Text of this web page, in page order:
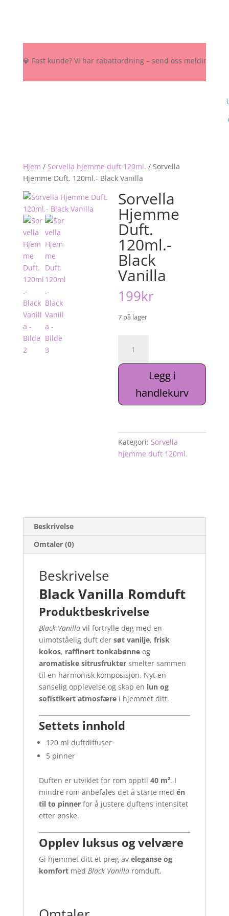
💎 Fast kunde? Vi har rabattordning – send oss melding her,
Hjem / Sorvella hjemme duft 120ml. / Sorvella
Hjemme Duft. 120ml.- Black Vanilla
Sorvella
Hjemme
Duft.
120ml.-
Black
Vanilla
199kr
7 på lager
Hjemme
Duft.
Vanilla
Legg i
handlekurv
Kategori: Sorvella
hjemme duft 120ml.
Beskrivelse
Omtaler (0)
Beskrivelse
Black Vanilla Romduft
Produktbeskrivelse
Black Vanillavil fortrylle deg med en
uimotståelig duft der søt vanilje, frisk
kokos, raffinert tonkabønneog
aromatiske sitrusfruktersmelter sammen
til en harmonisk komposisjon. Nyt en
sanselig opplevelse og skap en lun og
sofistikert atmosfærei hjemmet ditt.
Settets innhold
120 ml duftdiffuser
5 pinner
Duften er utviklet for rom opptil 40 m². I
mindre rom anbefales det å starte med én
til to pinnerfor å justere duftens intensitet
etter ønske.
Opplev luksus og velvære
Gi hjemmet ditt et preg av eleganse og
komfortmed Black Vanillaromduft.